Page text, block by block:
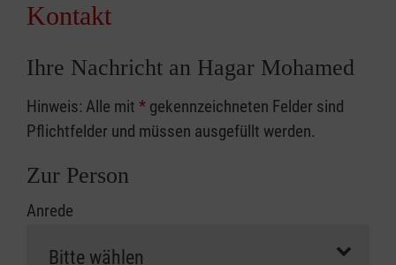
Kontakt
Ihre Nachricht an Hagar Mohamed
Hinweis: Alle mit * gekennzeichneten Felder sind
Pflichtfelder und müssen ausgefüllt werden.
Zur Person
Anrede